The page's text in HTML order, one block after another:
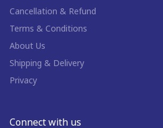
Cancellation & Refund
Terms & Conditions
About Us
Shipping & Delivery
Privacy
Connect with us